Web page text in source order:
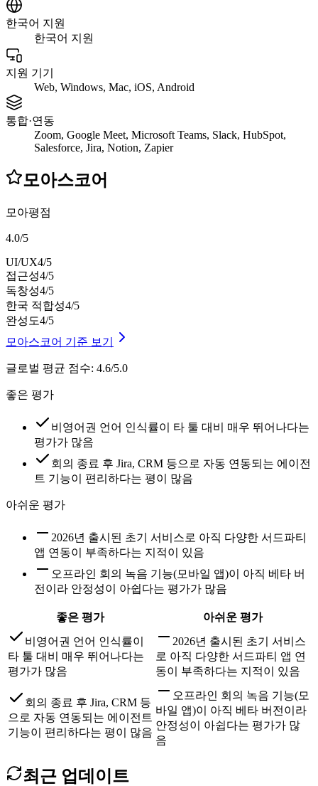
한국어 지원
한국어 지원
지원 기기
Web, Windows, Mac, iOS, Android
통합·연동
Zoom, Google Meet, Microsoft Teams, Slack, HubSpot,
Salesforce, Jira, Notion, Zapier
모아스코어
모아평점
4.0/5
UI/UX4/5
접근성4/5
독창성4/5
한국 적합성4/5
완성도4/5
모아스코어 기준 보기
글로벌 평균 점수: 4.6/5.0
좋은 평가
비영어권 언어 인식률이 타 툴 대비 매우 뛰어나다는
평가가 많음
회의 종료 후 Jira, CRM 등으로 자동 연동되는 에이전
트 기능이 편리하다는 평이 많음
아쉬운 평가
2026년 출시된 초기 서비스로 아직 다양한 서드파티
앱 연동이 부족하다는 지적이 있음
오프라인 회의 녹음 기능(모바일 앱)이 아직 베타 버
전이라 안정성이 아쉽다는 평가가 많음
좋은 평가
아쉬운 평가
비영어권 언어 인식률이
타 툴 대비 매우 뛰어나다는
평가가 많음
2026년 출시된 초기 서비스
로 아직 다양한 서드파티 앱 연
동이 부족하다는 지적이 있음
회의 종료 후 Jira, CRM 등
으로 자동 연동되는 에이전트
기능이 편리하다는 평이 많음
오프라인 회의 녹음 기능(모
바일 앱)이 아직 베타 버전이라
안정성이 아쉽다는 평가가 많
음
최근 업데이트